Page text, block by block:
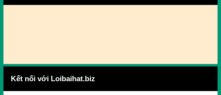
Kết nối với Loibaihat.biz